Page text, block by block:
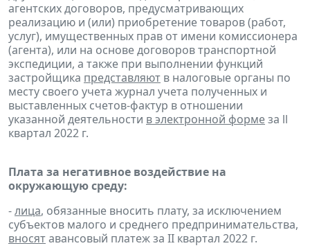
агентских договоров, предусматривающих
реализацию и (или) приобретение товаров (работ,
услуг), имущественных прав от имени комиссионера
(агента), или на основе договоров транспортной
экспедиции, а также при выполнении функций
застройщика представляют в налоговые органы по
месту своего учета журнал учета полученных и
выставленных счетов-фактур в отношении
указанной деятельности в электронной формеза ll
квартал 2022 г.
Плата за негативное воздействие на
окружающую среду:
-лица, обязанные вносить плату, за исключением
субъектов малого и среднего предпринимательства,
вносятавансовый платеж за II квартал 2022 г.